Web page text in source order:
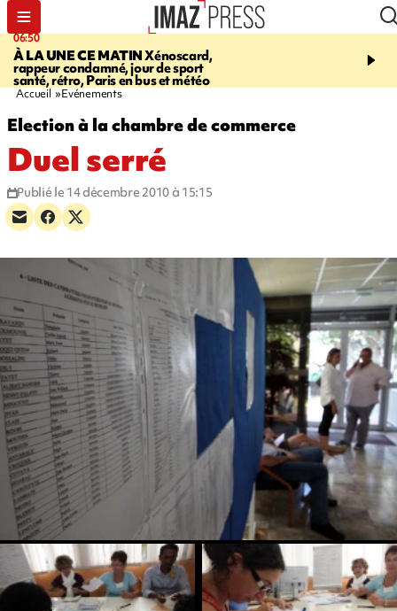
06:50
À LA UNE CE MATINXénoscard,
rappeur condamné, jour de sport
santé, rétro, Paris en bus et météo
08:53
Jour de
2026 - bouger,
Accueil Evénements
Election à la chambre de commerce
Duel serré
Publié le 14 décembre 2010 à 15:15